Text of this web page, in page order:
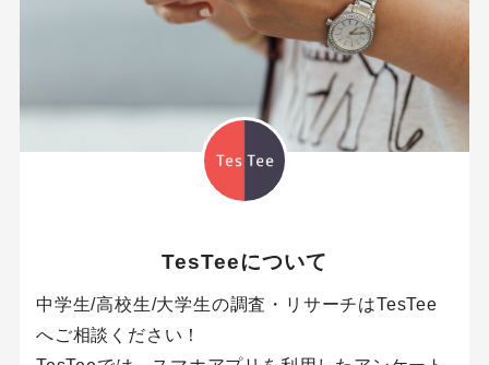
TesTeeについて
中学生/高校生/大学生の調査・リサーチはTesTee
へご相談ください！